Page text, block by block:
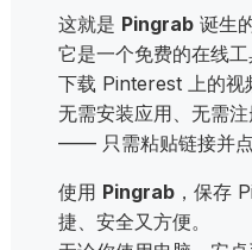
这就是 Pingrab诞生
它是一个免费的在线
下载 Pinterest 上的视
无需安装应用、无需
—— 只需粘贴链接并点
使用 Pingrab，保存
捷、安全又方便。